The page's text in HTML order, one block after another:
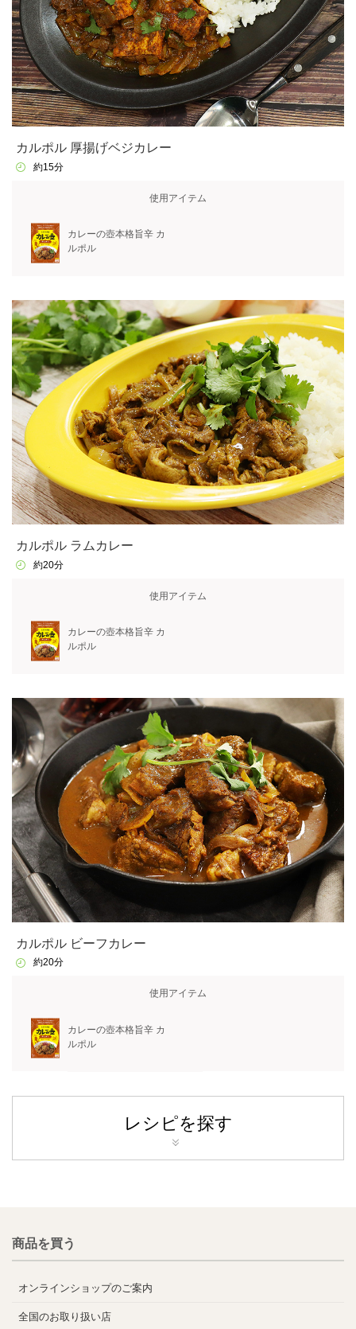
カルポル 厚揚げベジカレー
約15分
使用アイテム
カレーの壺本格旨辛 カ
ルポル
カルポル ラムカレー
約20分
使用アイテム
カレーの壺本格旨辛 カ
ルポル
カルポル ビーフカレー
約20分
使用アイテム
カレーの壺本格旨辛 カ
ルポル
レシピを探す
商品を買う
オンラインショップのご案内
全国のお取り扱い店